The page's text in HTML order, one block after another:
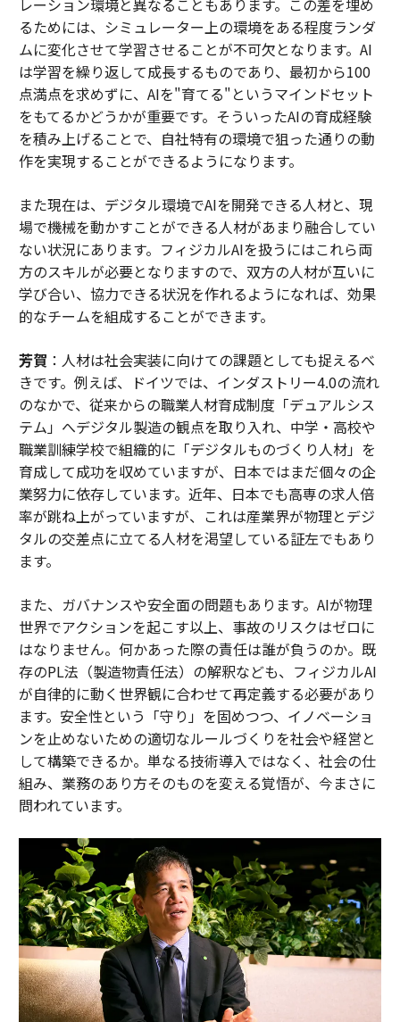
レーション環境と異なることもあります。この差を埋め
るためには、シミュレーター上の環境をある程度ランダ
ムに変化させて学習させることが不可欠となります。AI
は学習を繰り返して成長するものであり、最初から100
点満点を求めずに、AIを"育てる"というマインドセット
をもてるかどうかが重要です。そういったAIの育成経験
を積み上げることで、自社特有の環境で狙った通りの動
作を実現することができるようになります。
また現在は、デジタル環境でAIを開発できる人材と、現
場で機械を動かすことができる人材があまり融合してい
ない状況にあります。フィジカルAIを扱うにはこれら両
方のスキルが必要となりますので、双方の人材が互いに
学び合い、協力できる状況を作れるようになれば、効果
的なチームを組成することができます。
芳賀 ：人材は社会実装に向けての課題としても捉えるべ
きです。例えば、ドイツでは、インダストリー4.0の流れ
のなかで、従来からの職業人材育成制度「デュアルシス
テム」へデジタル製造の観点を取り入れ、中学・高校や
職業訓練学校で組織的に「デジタルものづくり人材」を
育成して成功を収めていますが、日本ではまだ個々の企
業努力に依存しています。近年、日本でも高専の求人倍
率が跳ね上がっていますが、これは産業界が物理とデジ
タルの交差点に立てる人材を渇望している証左でもあり
ます。
また、ガバナンスや安全面の問題もあります。AIが物理
世界でアクションを起こす以上、事故のリスクはゼロに
はなりません。何かあった際の責任は誰が負うのか。既
存のPL法（製造物責任法）の解釈なども、フィジカルAI
が自律的に動く世界観に合わせて再定義する必要があり
ます。安全性という「守り」を固めつつ、イノベーショ
ンを止めないための適切なルールづくりを社会や経営と
して構築できるか。単なる技術導入ではなく、社会の仕
組み、業務のあり方そのものを変える覚悟が、今まさに
問われています。